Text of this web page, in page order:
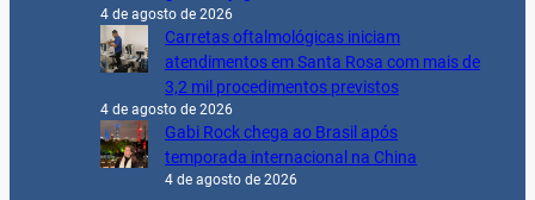
4 de agosto de 2026
Carretas oftalmológicas iniciam
atendimentos em Santa Rosa com mais de
3,2 mil procedimentos previstos
4 de agosto de 2026
Gabi Rock chega ao Brasil após
temporada internacional na China
4 de agosto de 2026